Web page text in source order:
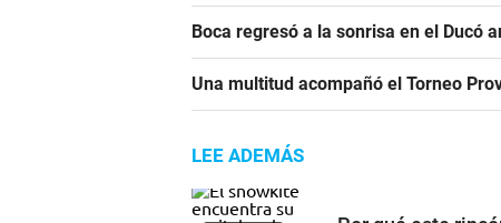
Boca regresó a la sonrisa en el Ducó
Una multitud acompañó el Torneo
LEE ADEMÁS